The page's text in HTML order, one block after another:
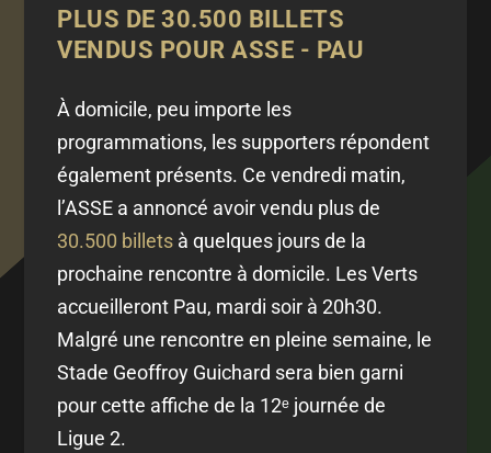
PLUS DE 30.500 BILLETS
VENDUS POUR ASSE - PAU
À domicile, peu importe les
programmations, les supporters répondent
également présents. Ce vendredi matin,
l’ASSE a annoncé avoir vendu plus de
30.500 billets à quelques jours de la
prochaine rencontre à domicile. Les Verts
accueilleront Pau, mardi soir à 20h30.
Malgré une rencontre en pleine semaine, le
Stade Geoffroy Guichard sera bien garni
pour cette affiche de la 12ᵉ journée de
Ligue 2.